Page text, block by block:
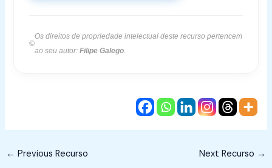
©
Os direitos de propriedade intelectual deste recurso pertencem
ao seu autor:Filipe Galego.
← Previous Recurso Next Recurso →